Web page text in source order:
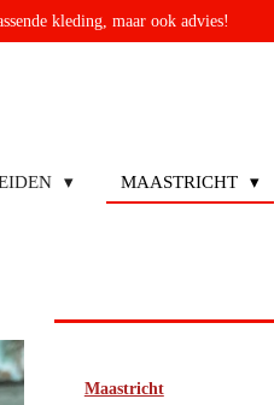
kleding, maar ook advies!
MAASTRICHT
Maastricht